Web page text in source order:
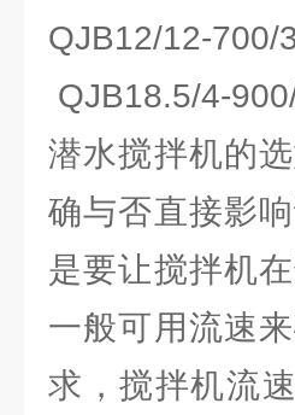
QJB12/12-
QJB18.5/4-
潜水搅拌机的
确与否直接影
是要让搅拌机
一般可用流速
求，搅拌机流